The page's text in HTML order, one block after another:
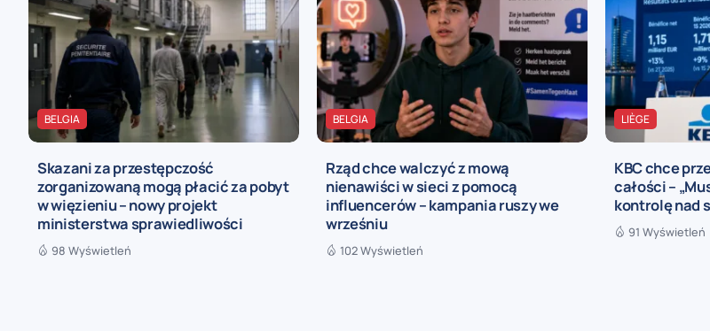
BELGIA
Skazani za przestępczość
zorganizowaną mogą płacić za pobyt
w więzieniu – nowy projekt
ministerstwa sprawiedliwości
98 Wyświetleń
BELGIA
Rząd chce walczyć z mową
nienawiści w sieci z pomocą
influencerów – kampania ruszy we
wrześniu
102 Wyświetleń
LIÈGE
KBC chce
całości –
kontrolę nad
91 Wyświetleń